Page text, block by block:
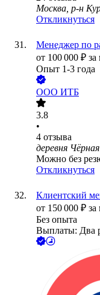
Москва, р-н
Откликнуться
Менеджер по
от 100 000 ₽ за
Опыт 1-3 года
ООО ИТБ
3.8
•
4 отзыва
деревня
Можно без
Откликнуться
Клиентский
от 150 000 ₽ за
Без опыта
Выплаты: Два